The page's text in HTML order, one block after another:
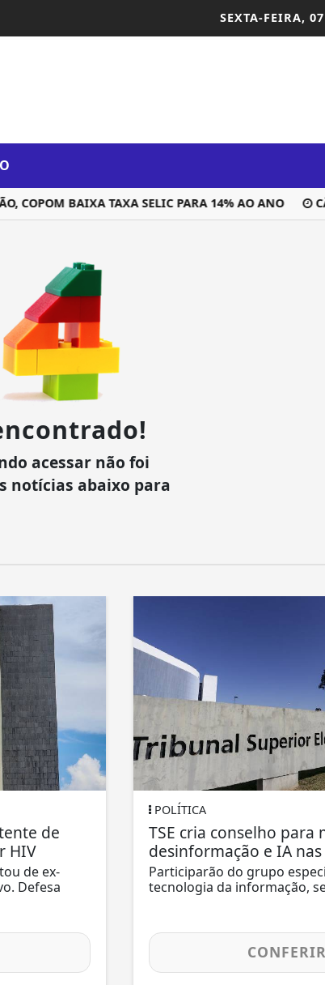
SEXTA-FEIRA,
COPOM BAIXA TAXA SELIC PARA 14% AO ANO
acessar não foi
notícias abaixo para
de
HIV
de ex-
Defesa
POLÍTICA
TSE cria conselho para
desinformação e IA
Participarão do grupo
tecnologia da informação,
CONFERIR